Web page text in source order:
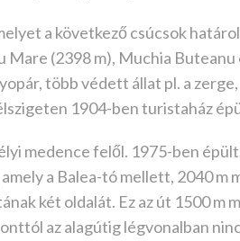
a következő csúcsok
(2398 m), Muchia Buteanu
több védett állat pl. a zerge,
1904-ben turistaház
medence felől. 1975-ben
a Balea-tó mellett, 2040 m
két oldalát. Ez az út 1500 m
az alagútig légvonalban